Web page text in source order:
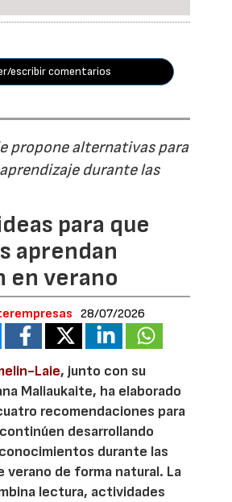
escribir comentarios
propone alternativas para
durante las
para que
aprendan
en verano
28/07/2026
Laie, junto con su
Maliaukaite, ha elaborado
recomendaciones para
desarrollando
durante las
verano de forma natural. La
lectura, actividades